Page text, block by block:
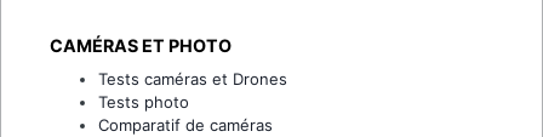
CAMÉRAS ET PHOTO
Tests caméras et Drones
Tests photo
Comparatif de caméras